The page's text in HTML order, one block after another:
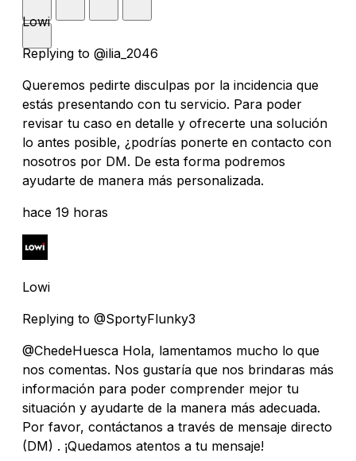
Lowi
Replying to @ilia_2046
Queremos pedirte disculpas por la incidencia que
estás presentando con tu servicio. Para poder
revisar tu caso en detalle y ofrecerte una solución
lo antes posible, ¿podrías ponerte en contacto con
nosotros por DM. De esta forma podremos
ayudarte de manera más personalizada.
hace 19 horas
Lowi
Replying to @SportyFlunky3
@ChedeHuesca Hola, lamentamos mucho lo que
nos comentas. Nos gustaría que nos brindaras más
información para poder comprender mejor tu
situación y ayudarte de la manera más adecuada.
Por favor, contáctanos a través de mensaje directo
(DM) . ¡Quedamos atentos a tu mensaje!